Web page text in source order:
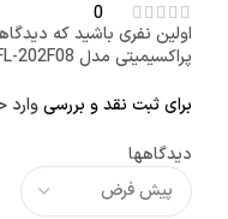
0
دیدگاهها
اولین نفری باشید که
پراکسیمیتی مدل SHINKAWA FL-202F08”
برای ثبت نقد و بررسی